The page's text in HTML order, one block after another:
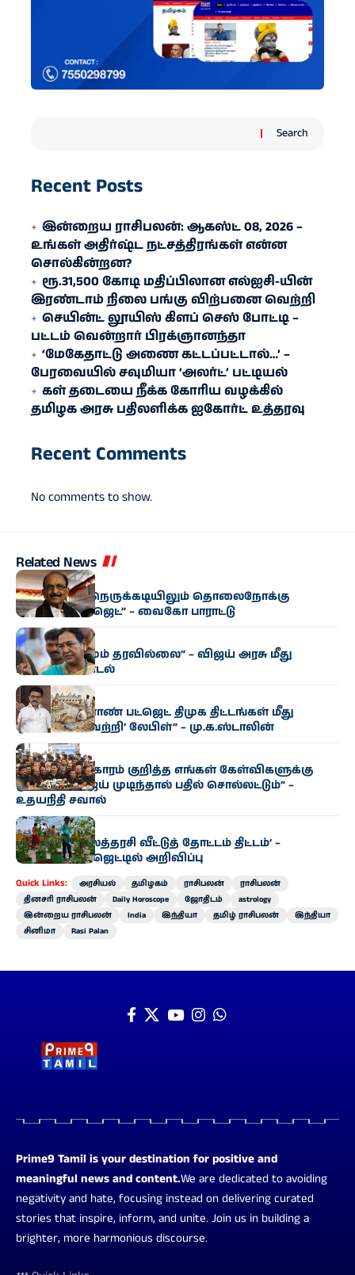
Search
Recent Posts
இன்றைய ராசிபலன்: ஆகஸ்ட் 08, 2026 –
உங்கள் அதிர்ஷ்ட நட்சத்திரங்கள் என்ன
சொல்கின்றன?
ரூ.31,500 கோடி மதிப்பிலான எல்ஐசி-​யின்
இரண்​டாம் நிலை பங்கு விற்பனை வெற்றி
செயின்ட் லூயிஸ் கிளப் செஸ் போட்டி –
பட்டம் வென்றார் பிரக்ஞானந்தா
‘மேகேதாட்டு அணை கட்டப்பட்டால்…’ –
பேரவையில் சவுமியா ‘அலர்ட்’ பட்டியல்
கள் தடையை நீக்க கோரிய வழக்கில்
தமிழக அரசு பதிலளிக்க ஐகோர்ட் உத்தரவு
Recent Comments
No comments to show.
Related News
அரசியல்
“மிகுந்த நிதி நெருக்கடியிலும் தொலைநோக்கு
வேளாண் பட்ஜெட்” – வைகோ பாராட்டு
அரசியல்
“எந்த மாற்றமும் தரவில்லை” – விஜய் அரசு மீது
பிரேமலதா சாடல்
அரசியல்
“தமிழக வேளாண் பட்ஜெட் திமுக திட்டங்கள் மீது
ஒட்டப்பட்ட ‘வெற்றி’ லேபிள்” – மு.க.ஸ்டாலின்
அரசியல்
“காவிரி விவகாரம் குறித்த எங்கள் கேள்விகளுக்கு
முதல்வர் விஜய் முடிந்தால் பதில் சொல்லட்டும்” –
உதயநிதி சவால்
அரசியல்
‘வெற்றி இல்லத்தரசி வீட்டுத் தோட்டம் திட்டம்’ –
வேளாண் பட்ஜெட்டில் அறிவிப்பு
Quick Links: அரசியல் தமிழகம் ராசிபலன்
ராசிபலன்
தினசரி ராசிபலன்
Daily Horoscope ஜோதிடம்
astrology
இன்றைய ராசிபலன்
India இந்தியா தமிழ் ராசிபலன்
இந்தியா
சினிமா
Rasi Palan
Prime9 Tamil is your destination for positive and
meaningful news and content.We are dedicated to avoiding
negativity and hate, focusing instead on delivering curated
stories that inspire, inform, and unite. Join us in building a
brighter, more harmonious discourse.